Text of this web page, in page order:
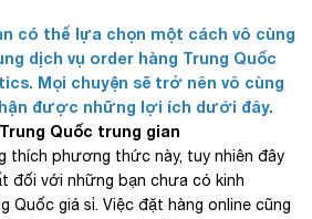
có thể lựa chọn một cách vô cùng
dịch vụ order hàng Trung Quốc
Mọi chuyện sẽ trở nên vô cùng
được những lợi ích dưới đây.
Quốc trung gian
thích phương thức này, tuy nhiên đây
đối với những bạn chưa có kinh
Quốc giá sỉ. Việc đặt hàng online cũng